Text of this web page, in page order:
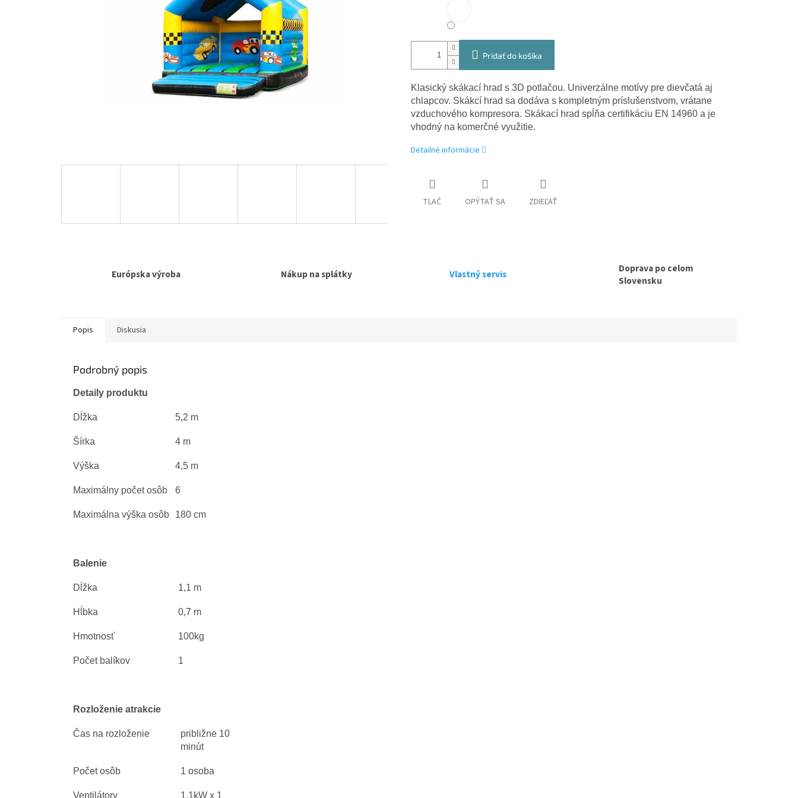
Pridať do košíka
Klasický skákací hrad s 3D potlačou. Univerzálne motívy pre dievčatá aj
chlapcov. Skákcí hrad sa dodáva s kompletným príslušenstvom, vrátane
vzduchového kompresora. Skákací hrad spĺňa certifikáciu EN 14960 a je
vhodný na komerčné využitie.
Detailné informácie
TLAČ OPÝTAŤ SA ZDIEĽAŤ
Európska výroba Nákup na splátky Vlastný servis
Doprava po celom
Slovensku
Popis Diskusia
Podrobný popis
Detaily produktu
Dĺžka 5,2 m
Šírka 4 m
Výška 4,5 m
Maximálny počet osôb 6
Maximálna výška osôb 180 cm
Balenie
Dĺžka 1,1 m
Hĺbka 0,7 m
Hmotnosť 100kg
Počet balíkov 1
Rozloženie atrakcie
Čas na rozloženie
približne 10
minút
Počet osôb 1 osoba
Ventilátory 1,1kW x 1